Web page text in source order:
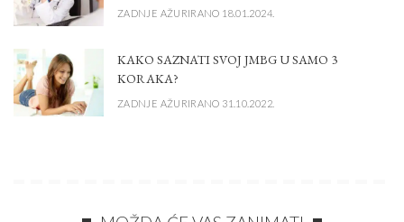
ZADNJE AŽURIRANO 18.01.2024.
KAKO SAZNATI SVOJ JMBG U SAMO 3
KORAKA?
ZADNJE AŽURIRANO 31.10.2022.